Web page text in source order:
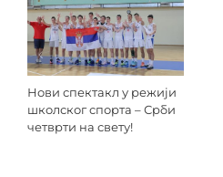
Нови спектакл у режији
школског спорта – Срби
четврти на свету!